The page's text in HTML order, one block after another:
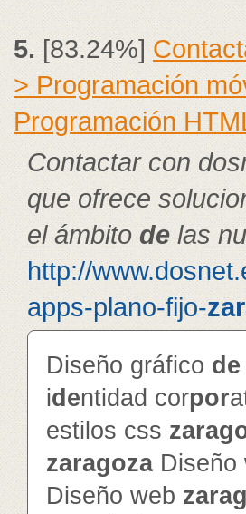
5.[83.24%]
> Programación
Programación
Contactar con
que ofrece
el ámbitode las
http://
apps-plano-fijo-
Diseño gráfico de
identidad corpor
estilos css
zaragozaDiseño
Diseño web